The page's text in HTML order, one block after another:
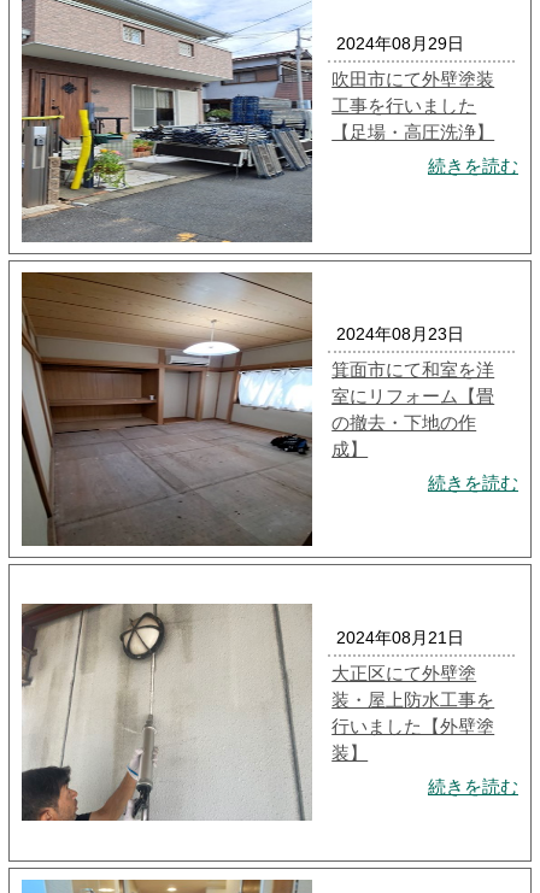
2024年08月29日
吹田市にて外壁塗装
工事を行いました
【足場・高圧洗浄】
続きを読む
2024年08月23日
箕面市にて和室を洋
室にリフォーム【畳
の撤去・下地の作
成】
続きを読む
2024年08月21日
大正区にて外壁塗
装・屋上防水工事を
行いました【外壁塗
装】
続きを読む